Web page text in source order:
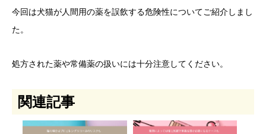
今回は犬猫が人間用の薬を誤飲する危険性についてご紹介しまし
た。
処方された薬や常備薬の扱いには十分注意してください。
関連記事